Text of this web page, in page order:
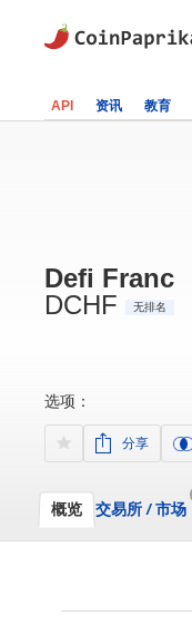
API 资讯 教育
Defi Franc
DCHF
无排名
选项：
分享
概览 交易所 /市场